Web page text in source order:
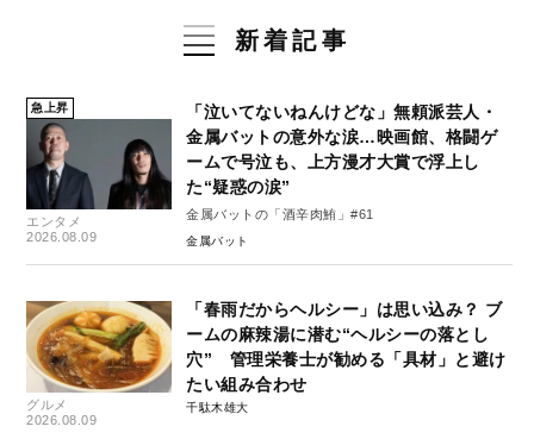
新着記事
急上昇
エンタメ
2026.08.09
「泣いてないねんけどな」無頼派芸人・
金属バットの意外な涙…映画館、格闘ゲ
ームで号泣も、上方漫才大賞で浮上し
た“疑惑の涙”
金属バットの「酒辛肉鮪」#61
金属バット
グルメ
2026.08.09
「春雨だからヘルシー」は思い込み？ ブ
ームの麻辣湯に潜む“ヘルシーの落とし
穴” 管理栄養士が勧める「具材」と避け
たい組み合わせ
千駄木雄大